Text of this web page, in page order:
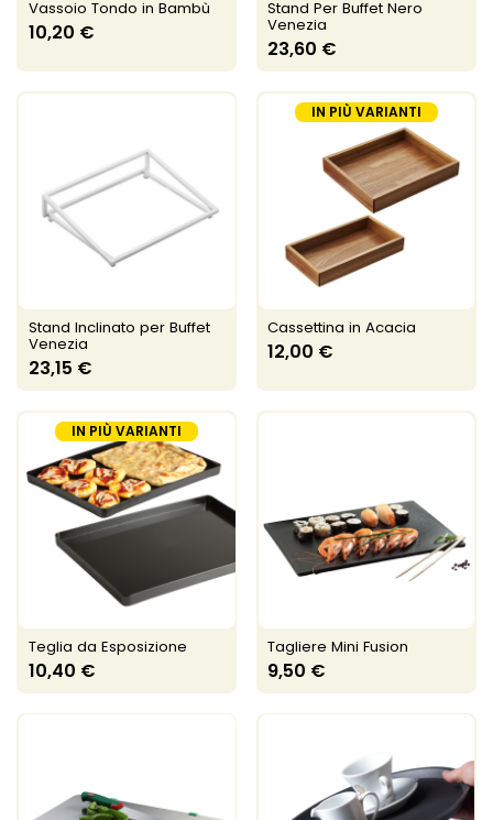
Vassoio Tondo in Bambù
10,20 €
Stand Per Buffet Nero
Venezia
23,60 €
Stand Inclinato per Buffet
Venezia
23,15 €
IN PIÙ VARIANTI
Cassettina in Acacia
12,00 €
IN PIÙ VARIANTI
Teglia da Esposizione
10,40 €
Tagliere Mini Fusion
9,50 €